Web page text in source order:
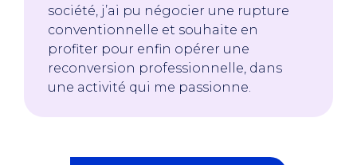
société, j’ai pu négocier une rupture
conventionnelle et souhaite en
profiter pour enfin opérer une
reconversion professionnelle, dans
une activité qui me passionne.